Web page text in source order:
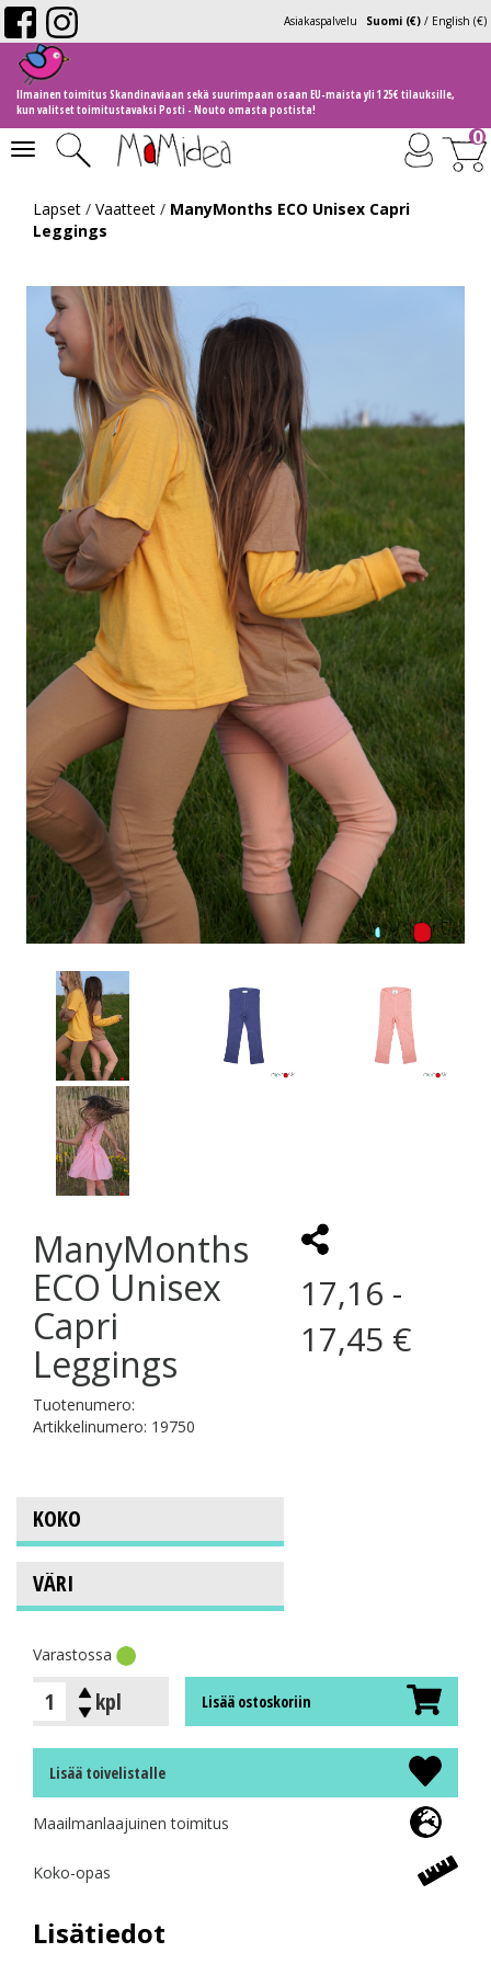
Suomi (€) / English (€)
Asiakaspalvelu
Ilmainen toimitus Skandinaviaan sekä suurimpaan osaan EU-maista yli 125€ tilauksille,
kun valitset toimitustavaksi Posti - Nouto omasta postista!
Toggle
navigation
0
Lapset / Vaatteet / ManyMonths ECO Unisex Capri
Leggings
ManyMonths
ECO Unisex
Capri
Leggings
Tuotenumero:
Artikkelinumero: 19750
Varastossa
17,16 -
17,45 €
kpl Lisää ostoskoriin
Lisää toivelistalle
Maailmanlaajuinen toimitus
Koko-opas
Lisätiedot